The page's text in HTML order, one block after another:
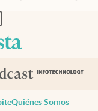
pestañapestaña
en nueva pestaña
abre en nueva pestaña
Quiénes Somos